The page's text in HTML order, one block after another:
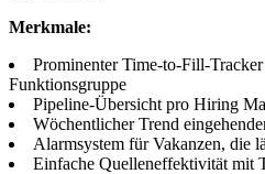
Merkmale:
Prominenter Time-to-Fill-
Funktionsgruppe
Pipeline-Übersicht pro Hiring
Wöchentlicher Trend
Alarmsystem für Vakanzen, die
Einfache Quelleneffektivität mit